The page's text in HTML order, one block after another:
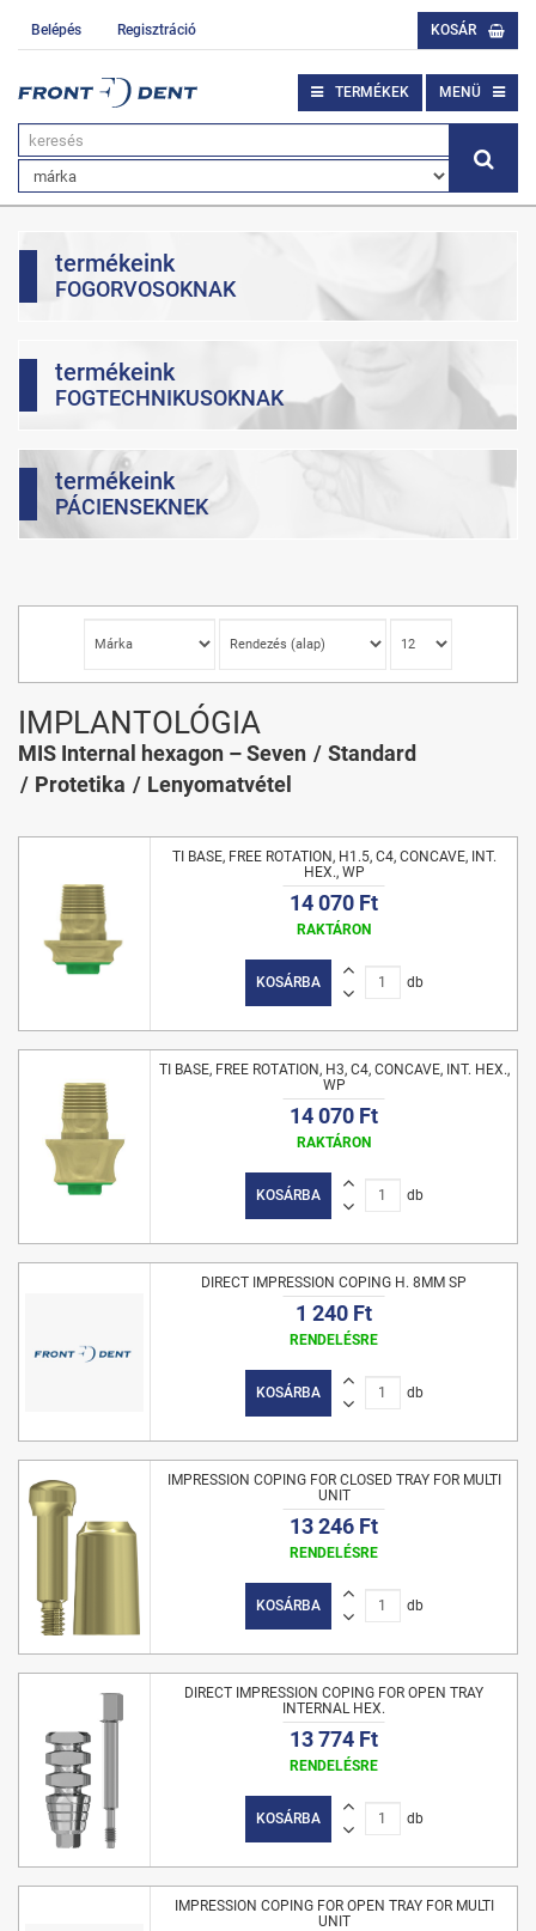
Belépés Regisztráció KOSÁR
TERMÉKEK MENÜ
termékeink
FOGORVOSOKNAK
termékeink
FOGTECHNIKUSOKNAK
termékeink
PÁCIENSEKNEK
IMPLANTOLÓGIA
MIS Internal hexagon – Seven
Standard
Protetika
Lenyomatvétel
TI BASE, FREE ROTATION, H1.5, C4, CONCAVE, INT.
HEX., WP
14 070 Ft
RAKTÁRON
KOSÁRBA db
TI BASE, FREE ROTATION, H3, C4, CONCAVE, INT. HEX.,
WP
14 070 Ft
RAKTÁRON
KOSÁRBA db
DIRECT IMPRESSION COPING H. 8MM SP
1 240 Ft
RENDELÉSRE
KOSÁRBA db
IMPRESSION COPING FOR CLOSED TRAY FOR MULTI
UNIT
13 246 Ft
RENDELÉSRE
KOSÁRBA db
DIRECT IMPRESSION COPING FOR OPEN TRAY
INTERNAL HEX.
13 774 Ft
RENDELÉSRE
KOSÁRBA db
IMPRESSION COPING FOR OPEN TRAY FOR MULTI
UNIT